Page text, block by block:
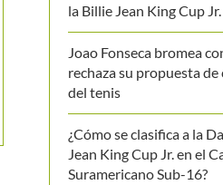
la Billie Jean King Cup Jr.
Joao Fonseca bromea
rechaza su propuesta
del tenis
¿Cómo se clasifica a la
Jean King Cup Jr. en el
Suramericano Sub-16?